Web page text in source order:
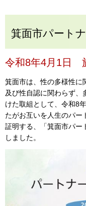
箕面市パート
令和8年4月1日
箕面市は、性の多様性に
及び性自認に関わらず、
けた取組として、令和8
たがお互いを人生のパー
証明する、「箕面市パー
しました。